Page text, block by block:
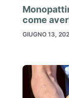
come
GIUGNO 13,